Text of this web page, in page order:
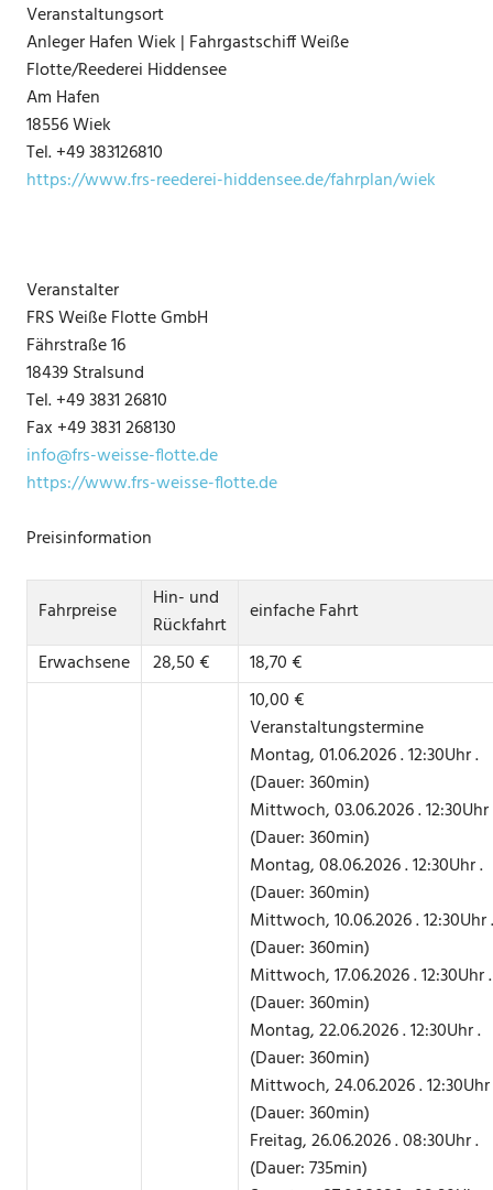
Veranstaltungsort
Anleger Hafen Wiek | Fahrgastschiff Weiße
Flotte/Reederei Hiddensee
Am Hafen
18556 Wiek
Tel. +49 383126810
https://www.frs-reederei-hiddensee.de/fahrplan/wiek
Veranstalter
FRS Weiße Flotte GmbH
Fährstraße 16
18439 Stralsund
Tel. +49 3831 26810
Fax +49 3831 268130
info@frs-weisse-flotte.de
https://www.frs-weisse-flotte.de
Preisinformation
Fahrpreise
Hin- und
Rückfahrt
einfache Fahrt
Erwachsene
28,50 €
18,70 €
10,00 €
Veranstaltungstermine
Montag, 01.06.2026 . 12:30Uhr .
(Dauer: 360min)
Mittwoch, 03.06.2026 . 12:30Uhr
(Dauer: 360min)
Montag, 08.06.2026 . 12:30Uhr .
(Dauer: 360min)
Mittwoch, 10.06.2026 . 12:30Uhr .
(Dauer: 360min)
Mittwoch, 17.06.2026 . 12:30Uhr .
(Dauer: 360min)
Montag, 22.06.2026 . 12:30Uhr .
(Dauer: 360min)
Mittwoch, 24.06.2026 . 12:30Uhr
(Dauer: 360min)
Freitag, 26.06.2026 . 08:30Uhr .
(Dauer: 735min)